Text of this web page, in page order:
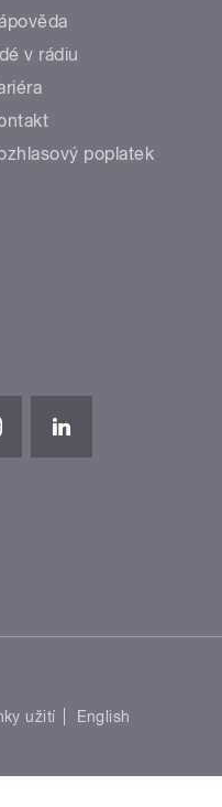
v rádiu
poplatek
užití
English